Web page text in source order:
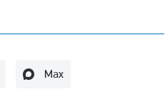
Max